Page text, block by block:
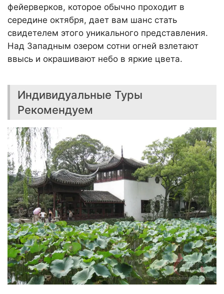
фейерверков, которое обычно проходит в
середине октября, дает вам шанс стать
свидетелем этого уникального представления.
Над Западным озером сотни огней взлетают
ввысь и окрашивают небо в яркие цвета.
Индивидуальные Туры
Рекомендуем